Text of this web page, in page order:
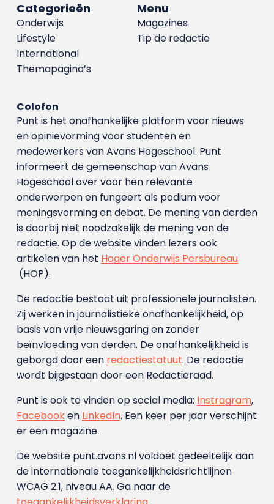
Menu
Magazines
Tip de redactie
Categorieën
Onderwijs
Lifestyle
International
Themapagina’s
Colofon
Punt is het onafhankelijke platform voor nieuws
en opinievorming voor studenten en
medewerkers van Avans Hoge­school. Punt
informeert de gemeenschap van Avans
Hogeschool over voor hen relevante
onderwerpen en fungeert als podium voor
meningsvorming en debat. De mening van derden
is daarbij niet noodzakelijk de mening van de
redactie. Op de website vinden lezers ook
artikelen van het Hoger Onderwijs Persbureau
(HOP).
De redactie bestaat uit professionele journalisten.
Zij werken in journalistieke onafhankelijkheid, op
basis van vrije nieuwsgaring en zonder
beïnvloeding van derden. De onafhankelijkheid is
geborgd door een redactiestatuut. De redactie
wordt bijgestaan door een Redactieraad.
Punt is ook te vinden op social media: Instragram,
Facebooken LinkedIn. Een keer per jaar verschijnt
er een magazine.
De website punt.avans.nl voldoet gedeeltelijk aan
de internationale toegankelijkheidsrichtlijnen
WCAG 2.1, niveau AA. Ga naar de